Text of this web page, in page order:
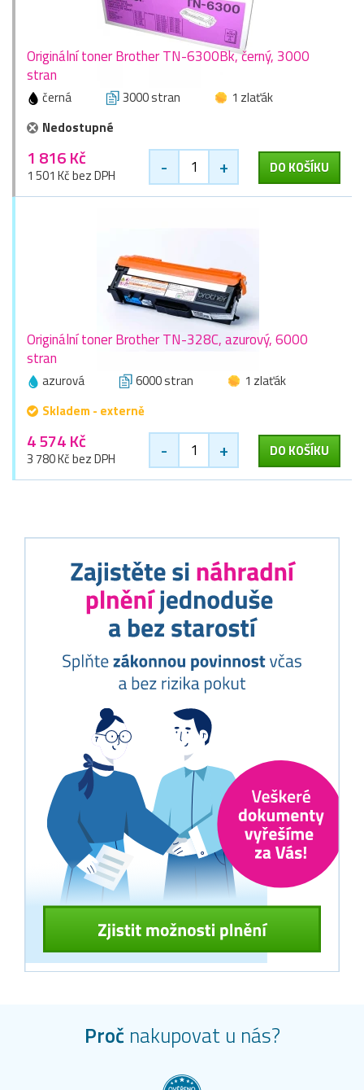
Originální toner Brother TN-6300Bk, černý, 3000
stran
černá 3000 stran
1 zlaťák
Nedostupné
1 816 Kč
1 501 Kč bez DPH - + DO KOŠÍKU
Originální toner Brother TN-328C, azurový, 6000
stran
azurová 6000 stran
1 zlaťák
Skladem - externě
4 574 Kč
3 780 Kč bez DPH - + DO KOŠÍKU
Proč nakupovat u nás?